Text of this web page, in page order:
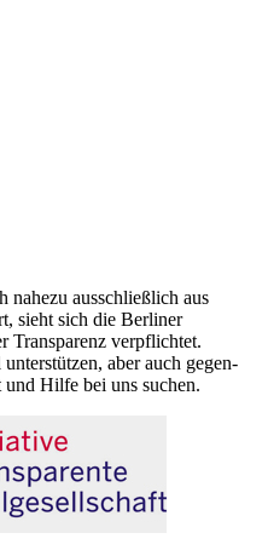
nahezu ausschließlich aus
sieht sich die Berliner
Transparenz verpflichtet.
aber auch gegen-
Hilfe bei uns suchen.